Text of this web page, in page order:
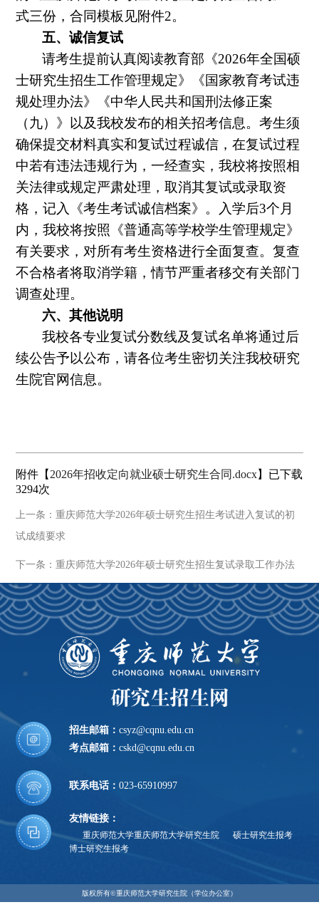
式三份，合同模板见附件2。
五、诚信复试
请考生提前认真阅读教育部《2026年全国硕
士研究生招生工作管理规定》《国家教育考试违
规处理办法》《中华人民共和国刑法修正案
（九）》以及我校发布的相关招考信息。考生须
确保提交材料真实和复试过程诚信，在复试过程
中若有违法违规行为，一经查实，我校将按照相
关法律或规定严肃处理，取消其复试或录取资
格，记入《考生考试诚信档案》。入学后3个月
内，我校将按照《普通高等学校学生管理规定》
有关要求，对所有考生资格进行全面复查。复查
不合格者将取消学籍，情节严重者移交有关部门
调查处理。
六、其他说明
我校各专业复试分数线及复试名单将通过后
续公告予以公布，请各位考生密切关注我校研究
生院官网信息。
附件【 2026年招收定向就业硕士研究生合同.docx】已下载
3294次
上一条：重庆师范大学2026年硕士研究生招生考试进入复试的初
试成绩要求
下一条：重庆师范大学2026年硕士研究生招生复试录取工作办法
招生邮箱：csyz@cqnu.edu.cn
考点邮箱：cskd@cqnu.edu.cn
联系电话：023-65910997
友情链接：
重庆师范大学重庆师范大学研究生院
硕士研究生报考
博士研究生报考
版权所有©重庆师范大学研究生院（学位办公室）